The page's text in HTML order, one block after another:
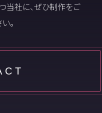
当社に、ぜひ制作をご
。